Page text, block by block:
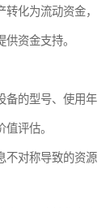
化为流动资金，
资金支持。
备的型号、使用年
评估。
不对称导致的资源